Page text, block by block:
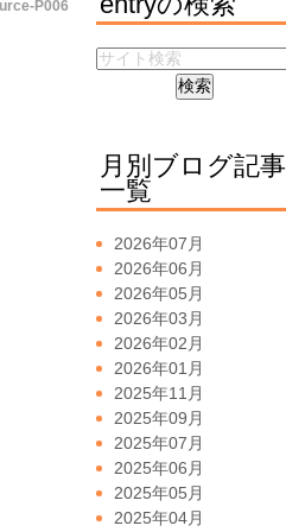
P006
月別ブログ記事
一覧
2026年07月
2026年06月
2026年05月
2026年03月
2026年02月
2026年01月
2025年11月
2025年09月
2025年07月
2025年06月
2025年05月
2025年04月